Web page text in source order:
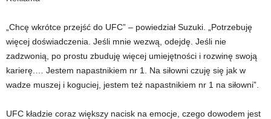
„Chcę wkrótce przejść do UFC” – powiedział Suzuki. „Potrzebuję
więcej doświadczenia. Jeśli mnie wezwą, odejdę. Jeśli nie
zadzwonią, po prostu zbuduję więcej umiejętności i rozwinę swoją
karierę.… Jestem napastnikiem nr 1. Na siłowni czuję się jak w
wadze muszej i koguciej, jestem też napastnikiem nr 1 na siłowni”.
UFC kładzie coraz większy nacisk na emocje, czego dowodem jest